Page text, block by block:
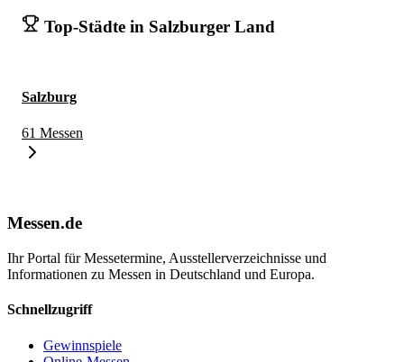
Top-Städte in Salzburger Land
Salzburg
61 Messen
Messen.de
Ihr Portal für Messetermine, Ausstellerverzeichnisse und
Informationen zu Messen in Deutschland und Europa.
Schnellzugriff
Gewinnspiele